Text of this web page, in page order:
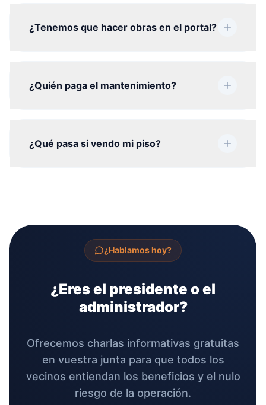
¿Tenemos que hacer obras en el portal?
¿Quién paga el mantenimiento?
¿Qué pasa si vendo mi piso?
¿Hablamos hoy?
¿Eres el presidente o el
administrador?
Ofrecemos charlas informativas gratuitas
en vuestra junta para que todos los
vecinos entiendan los beneficios y el nulo
riesgo de la operación.